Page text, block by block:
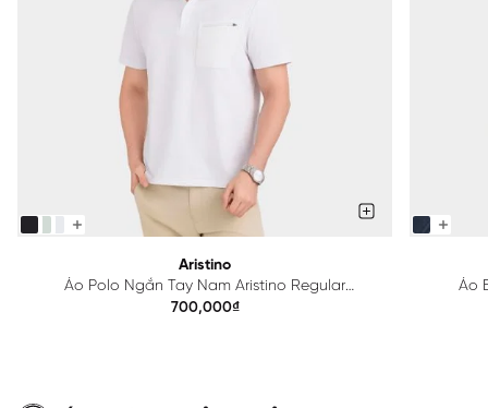
Aristino
Áo Polo Ngắn Tay Nam Aristino Regular
APS615EDP01
700,000₫
Áo